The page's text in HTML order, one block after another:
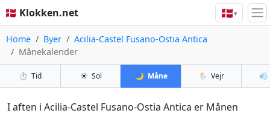
🇩🇰 Klokken.net 🇩🇰▾
Home Byer
Acilia-Castel Fusano-Ostia Antica
Månekalender
⏱️ Tid ☀️ Sol 🌙 Måne 🌦️ Vejr 💨
I aften i Acilia-Castel Fusano-Ostia Antica er Månen